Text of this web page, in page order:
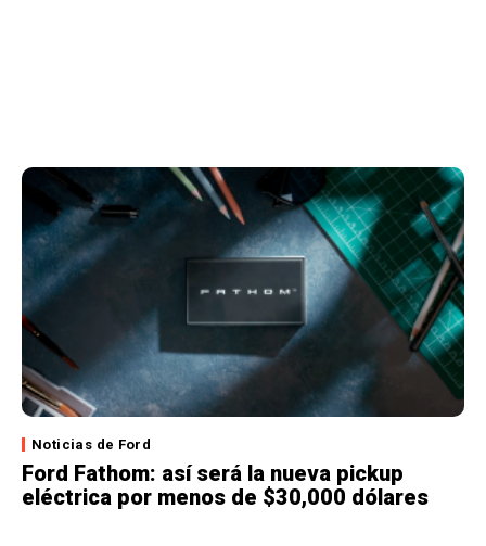
Noticias de Ford
Ford Fathom: así será la nueva pickup
eléctrica por menos de $30,000 dólares